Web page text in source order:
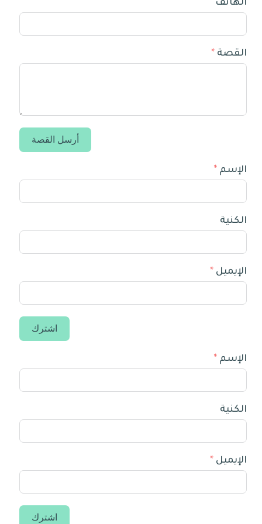
الهاتف
القصة
أرسل القصة
الإسم
الكنية
الإيميل
اشترك
الإسم
الكنية
الإيميل
اشترك